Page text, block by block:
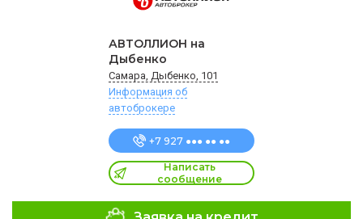
АВТОЛЛИОН на
Дыбенко
Самара, Дыбенко, 101
Информация об
автоброкере
+7 927 ●●● ●● ●●
Написать
сообщение